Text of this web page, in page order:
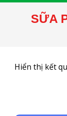
SỮA
Hiển thị kết